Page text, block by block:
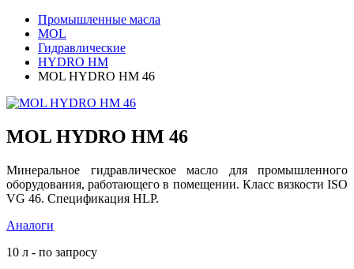
Промышленные масла
MOL
Гидравлические
HYDRO HM
MOL HYDRO HM 46
MOL HYDRO HM 46
Минеральное гидравлическое масло для промышленного
оборудования, работающего в помещении. Класс вязкости ISO
VG 46. Спецификация HLP.
Аналоги
10 л - по запросу